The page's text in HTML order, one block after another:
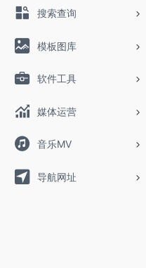
搜索查询
模板图库
软件工具
媒体运营
音乐MV
导航网址